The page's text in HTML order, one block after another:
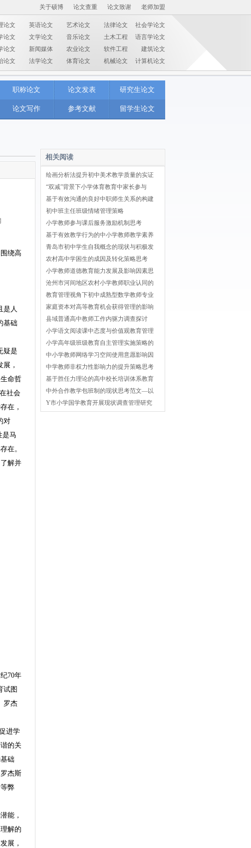
关于硕博 论文查重 论文致谢 老师加盟
论文 英语论文 艺术论文 法律论文
社会学论文
论文 文学论文 音乐论文 土木工程
语言学论文
论文 新闻媒体 农业论文 软件工程
建筑论文
论文 法学论文 体育论文 机械论文 计算机论文
职称论文 论文发表 研究生论文
论文写作 参考文献 留学生论文
绕高
是人
基础
疑是
，
命哲
社会
在，
对
是马
在。
解并
70年
试图
罗杰
进学
的关
础
杰斯
弊
能，
解的
展，
相关阅读
绘画分析法提升初中美术教学质量的实证
“双减”背景下小学体育教育中家长参与
基于有效沟通的良好中职师生关系的构建
初中班主任班级情绪管理策略
小学教师参与课后服务激励机制思考
基于有效教学行为的中小学教师教学素养
青岛市初中学生自我概念的现状与积极发
农村高中学困生的成因及转化策略思考
小学教师道德教育能力发展及影响因素思
沧州市河间地区农村小学教师职业认同的
教育管理视角下初中成熟型数学教师专业
家庭资本对高等教育机会获得管理的影响
县域普通高中教师工作内驱力调查探讨
小学语文阅读课中态度与价值观教育管理
小学高年级班级教育自主管理实施策略的
中小学教师网络学习空间使用意愿影响因
中学教师非权力性影响力的提升策略思考
基于胜任力理论的高中校长培训体系教育
中外合作教学包班制的现状思考范文—以
Y市小学国学教育开展现状调查管理研究